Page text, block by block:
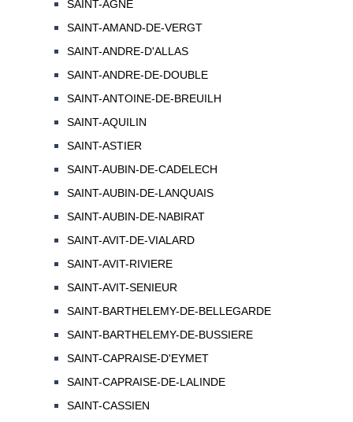
SAINT-AGNE
SAINT-AMAND-DE-VERGT
SAINT-ANDRE-D'ALLAS
SAINT-ANDRE-DE-DOUBLE
SAINT-ANTOINE-DE-BREUILH
SAINT-AQUILIN
SAINT-ASTIER
SAINT-AUBIN-DE-CADELECH
SAINT-AUBIN-DE-LANQUAIS
SAINT-AUBIN-DE-NABIRAT
SAINT-AVIT-DE-VIALARD
SAINT-AVIT-RIVIERE
SAINT-AVIT-SENIEUR
SAINT-BARTHELEMY-DE-BELLEGARDE
SAINT-BARTHELEMY-DE-BUSSIERE
SAINT-CAPRAISE-D'EYMET
SAINT-CAPRAISE-DE-LALINDE
SAINT-CASSIEN